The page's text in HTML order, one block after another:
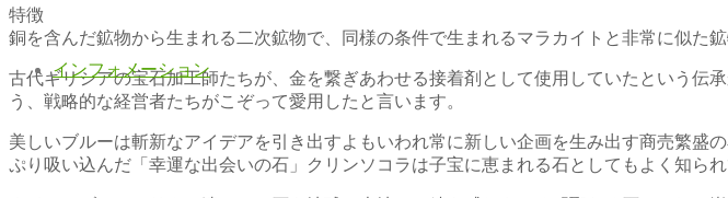
インフォメーション
特徴
銅を含んだ鉱物から生まれる二次鉱物で、同様の条件で生まれるマラカイトと非常に似た鉱
古代ギリシアの宝石加工師たちが、金を繋ぎあわせる接着剤として使用していたという伝
う、戦略的な経営者たちがこぞって愛用したと言います。
美しいブルーは斬新なアイデアを引き出すよもいわれ常に新しい企画を生み出す商売繁盛
ぷり吸い込んだ「幸運な出会いの石」クリンソコラは子宝に恵まれる石としてもよく知られ